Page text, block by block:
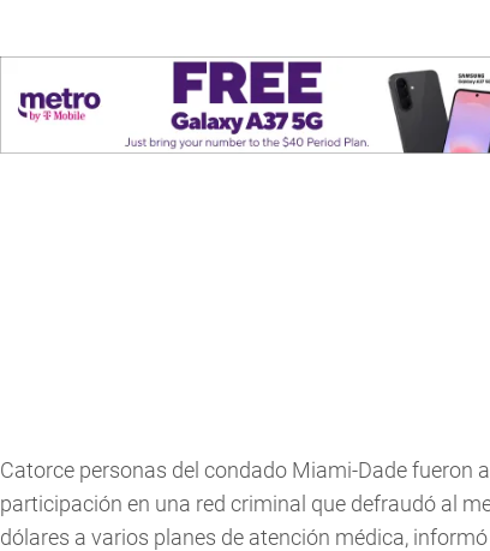
Catorce personas del condado Miami-Dade fueron
participación en una red criminal que defraudó al
dólares a varios planes de atención médica,